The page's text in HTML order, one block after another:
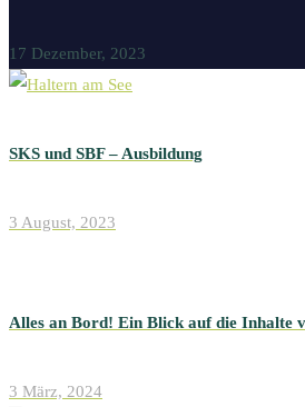
17 Dezember, 2023
SKS und SBF – Ausbildung
3 August, 2023
Alles an Bord! Ein Blick auf die Inhalte
3 März, 2024